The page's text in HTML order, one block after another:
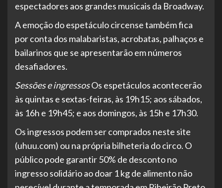
espectadores aos grandes musicais da Broadway.
A emoção do espetáculo circense também fica
por conta dos malabaristas, acrobatas, palhaços e
bailarinos que se apresentarão em números
desafiadores.
Sessões e ingressosOs espetáculos acontecerão
às quintas e sextas-feiras, às 19h15; aos sábados,
às 16h e 19h45; e aos domingos, às 15h e 17h30.
Os ingressos podem ser comprados neste site
(uhuu.com) ou na própria bilheteria do circo. O
público pode garantir 50% de desconto no
ingresso solidário ao doar 1 kg de alimento não